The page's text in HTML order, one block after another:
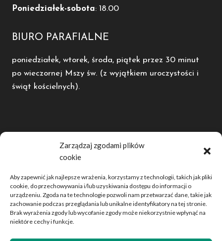
Zarządzaj zgodami plików
cookie
Aby zapewnić jak najlepsze wrażenia, korzystamy z technologii, takich jak pliki
cookie, do przechowywania i/lub uzyskiwania dostępu do informacji o
urządzeniu. Zgoda na te technologie pozwoli nam przetwarzać dane, takie jak
zachowanie podczas przeglądania lub unikalne identyfikatory na tej stronie.
Brak wyrażenia zgody lub wycofanie zgody może niekorzystnie wpłynąć na
niektóre cechy i funkcje.
Poniedziałek-sobota: 18.00
BIURO PARAFIALNE
poniedziałek, wtorek, środa, piątek przez 30 minut
po wieczornej Mszy św. (z wyjątkiem uroczystości i
świąt kościelnych).
Diecezja Kaliska
Dwutygodnik Opiekun
Telewizja domjozefa.tv